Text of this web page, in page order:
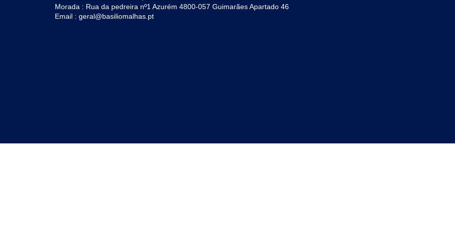
Morada : Rua da pedreira nº1 Azurém 4800-057 Guimarães Apartado 46
Email : geral@basiliomalhas.pt